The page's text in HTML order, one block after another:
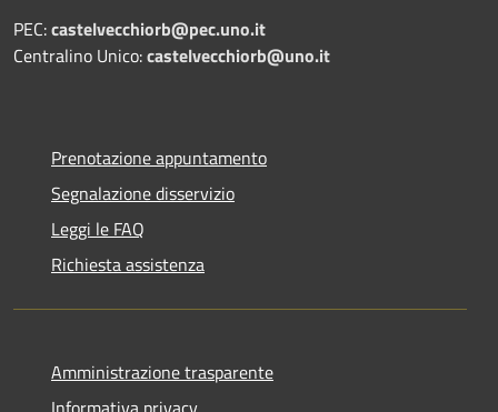
PEC:castelvecchiorb@pec.uno.it
Centralino Unico:castelvecchiorb@uno.it
Prenotazione appuntamento
Segnalazione disservizio
Leggi le FAQ
Richiesta assistenza
Amministrazione trasparente